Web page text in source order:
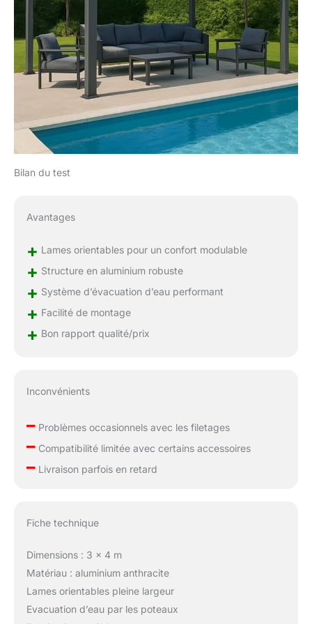
Bilan du test
Avantages
+ Lames orientables pour un confort modulable
+ Structure en aluminium robuste
+ Système d’évacuation d’eau performant
+ Facilité de montage
+ Bon rapport qualité/prix
Inconvénients
–Problèmes occasionnels avec les filetages
–Compatibilité limitée avec certains accessoires
–Livraison parfois en retard
Fiche technique
Dimensions : 3 x 4 m
Matériau : aluminium anthracite
Lames orientables pleine largeur
Evacuation d’eau par les poteaux